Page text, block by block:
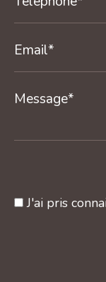
J'ai pris